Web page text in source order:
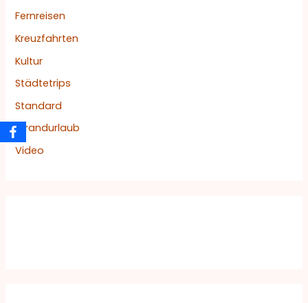
Fernreisen
Kreuzfahrten
Kultur
Städtetrips
Standard
Strandurlaub
Video